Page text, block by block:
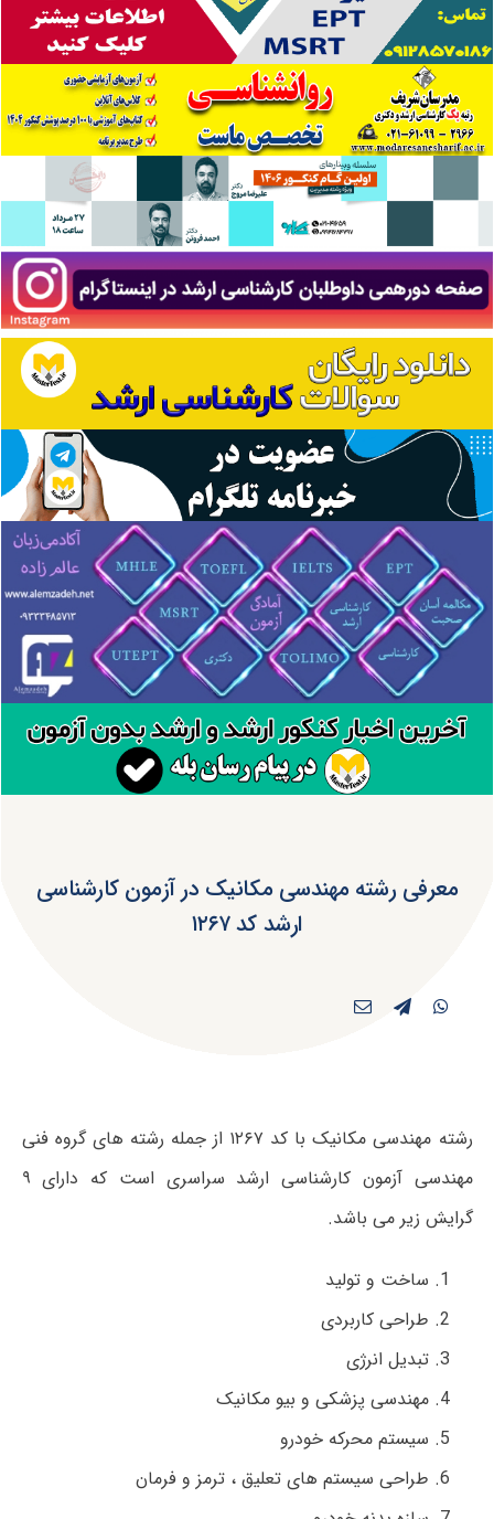
معرفی رشته مهندسی مکانیک در آزمون کارشناسی
ارشد کد ۱۲۶۷
رشته مهندسی مکانیک با کد ۱۲۶۷ از جمله رشته های گروه فنی
مهندسی آزمون کارشناسی ارشد سراسری است که دارای ۹
گرایش زیر می باشد.
ساخت و تولید
طراحی کاربردی
تبدیل انرژی
مهندسی پزشکی و بیو مکانیک
سیستم محرکه خودرو
طراحی سیستم های تعلیق ، ترمز و فرمان